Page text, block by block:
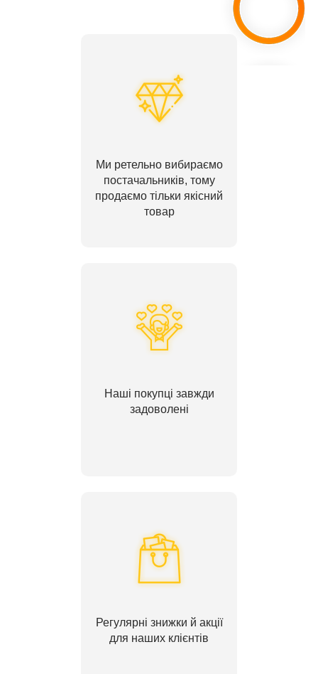
Ми ретельно вибираємо
постачальників, тому
продаємо тільки якісний
товар
Наші покупці завжди
задоволені
Регулярні знижки й акції
для наших клієнтів